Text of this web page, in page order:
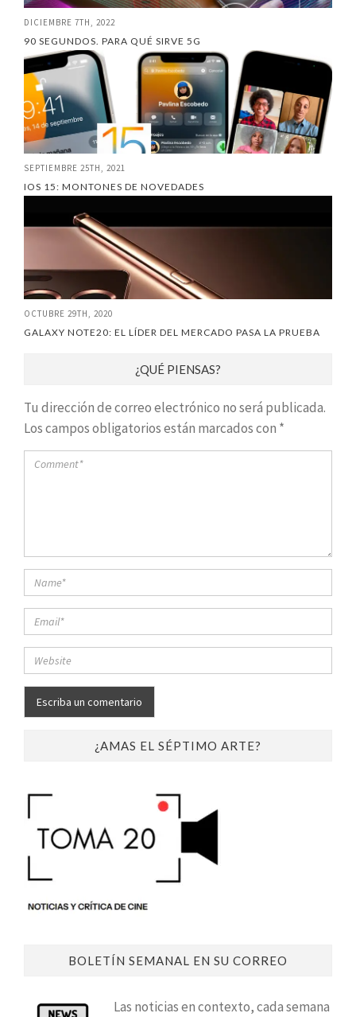
DICIEMBRE 7TH, 2022
90 SEGUNDOS. PARA QUÉ SIRVE 5G
SEPTIEMBRE 25TH, 2021
IOS 15: MONTONES DE NOVEDADES
OCTUBRE 29TH, 2020
GALAXY NOTE20: EL LÍDER DEL MERCADO PASA LA PRUEBA
¿QUÉ PIENSAS?
Tu dirección de correo electrónico no será publicada.
Los campos obligatorios están marcados con *
¿AMAS EL SÉPTIMO ARTE?
BOLETÍN SEMANAL EN SU CORREO
Las noticias en contexto, cada semana